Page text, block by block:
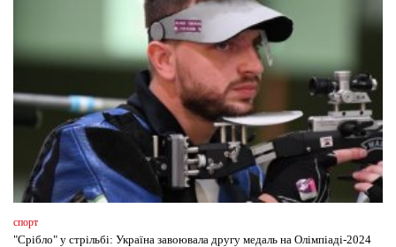
спорт
"Срібло" у стрільбі: Україна завоювала другу медаль на Олімпіаді-2024